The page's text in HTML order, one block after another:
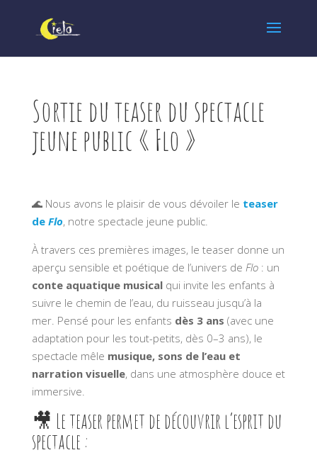
Sortie du teaser du spectacle
jeune public « Flo »
🌊 Nous avons le plaisir de vous dévoiler le teaser
de Flo, notre spectacle jeune public.
À travers ces premières images, le teaser donne un
aperçu sensible et poétique de l’univers de Flo: un
conte aquatique musicalqui invite les enfants à
suivre le chemin de l’eau, du ruisseau jusqu’à la
mer. Pensé pour les enfants dès 3 ans (avec une
adaptation pour les tout-petits, dès 0–3 ans), le
spectacle mêle musique, sons de l’eau et
narration visuelle, dans une atmosphère douce et
immersive.
🎥 Le teaser permet de découvrir l’esprit du
spectacle :